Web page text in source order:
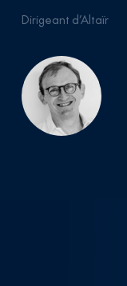
Dirigeant d’Altaïr